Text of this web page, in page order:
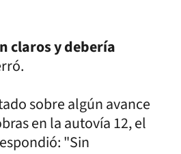
claros y debería
sobre algún avance
en la autovía 12, el
"Sin